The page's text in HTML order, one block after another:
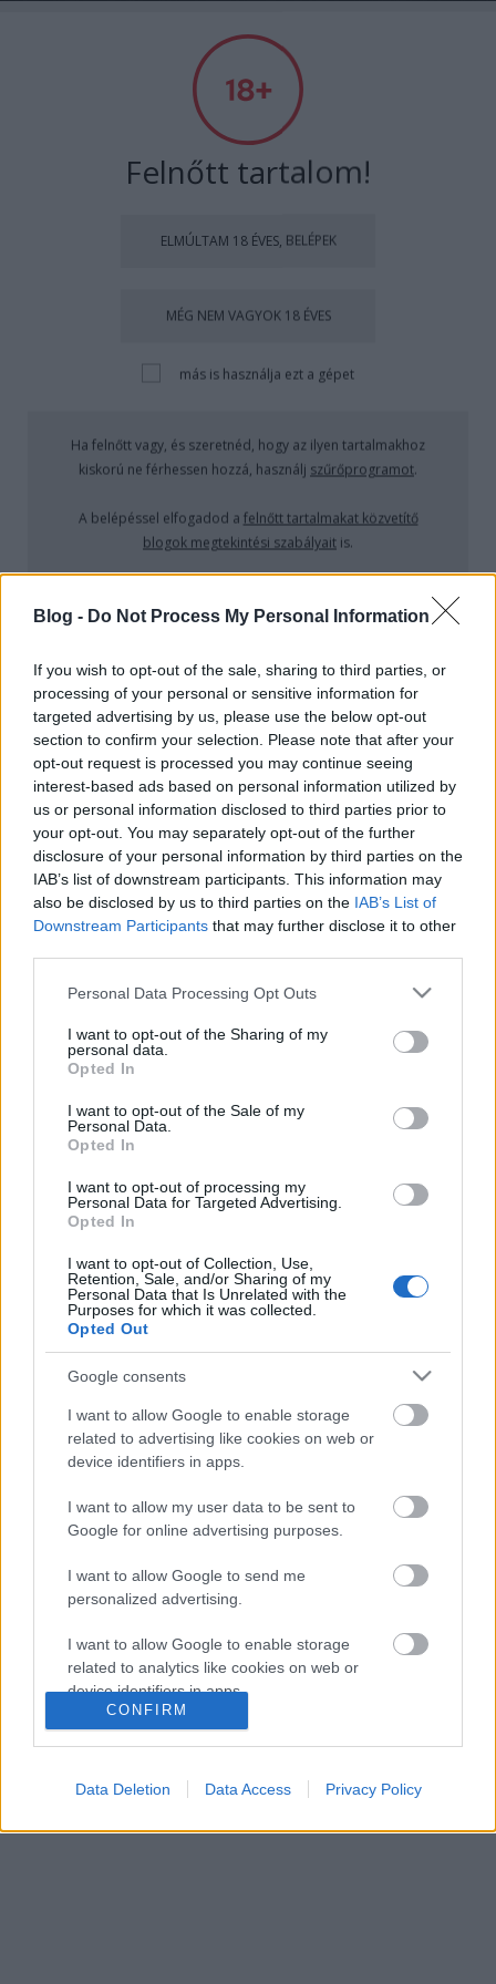
Blog - Do Not Process My Personal Information
If you wish to opt-out of the sale, sharing to third parties, or
processing of your personal or sensitive information for
targeted advertising by us, please use the below opt-out
section to confirm your selection. Please note that after your
opt-out request is processed you may continue seeing
interest-based ads based on personal information utilized by
us or personal information disclosed to third parties prior to
your opt-out. You may separately opt-out of the further
disclosure of your personal information by third parties on the
IAB’s list of downstream participants. This information may
also be disclosed by us to third parties on the IAB’s List of
Downstream Participants that may further disclose it to other
Please note that this website/app uses one or more Google
not limited to your visit or usage behaviour. You may click to
grant or deny consent to Google and its third-party tags to
use your data for below specified purposes in below Google
consent section.
Personal Data Processing Opt Outs
I want to opt-out of the Sharing of my
personal data.
Opted In
I want to opt-out of the Sale of my
Personal Data.
Opted In
I want to opt-out of processing my
Personal Data for Targeted Advertising.
Opted In
I want to opt-out of Collection, Use,
Retention, Sale, and/or Sharing of my
Personal Data that Is Unrelated with the
Purposes for which it was collected.
Opted Out
Google consents
I want to allow Google to enable storage
related to advertising like cookies on web or
device identifiers in apps.
I want to allow my user data to be sent to
Google for online advertising purposes.
I want to allow Google to send me
personalized advertising.
I want to allow Google to enable storage
related to analytics like cookies on web or
device identifiers in apps.
I want to allow Google to enable storage
related to personalization.
CONFIRM
Data Deletion Data Access Privacy Policy
Felnőtt tartalom!
ELMÚLTAM 18 ÉVES, BELÉPEK
MÉG NEM VAGYOK 18 ÉVES
más is használja ezt a gépet
Ha felnőtt vagy, és szeretnéd, hogy az ilyen tartalmakhoz
kiskorú ne férhessen hozzá, használj szűrőprogramot.
A belépéssel elfogadod a felnőtt tartalmakat közvetítő
blogok megtekintési szabályait is.
ROSALBA_NERI
„Szexi és fotogén vagyok!”
Il sorriso della iena / Smile Before Death (1972)
2025. június 01.
A gazdag amerikai dáma, Dorothy boldogtalan
elszegényedett arisztokrata férje, az olasz Marco
dzsigolóval. Marco közben Dorothy legjobb
barátnőjével, a divatfotós Giannával szűri össze a
levet, és néha elábrándoznak arról, milyen könnyű is
lenne az életük…
Az ördög nászéjszakája
Night (1973)
Teakbois•2024. október 10.
A 19. század második felében éldegélő német
archeológus, Karl Schiller okkult könyveit bújva
rájön, hogy a Wagner operaciklusát ihlető Nibelung
gyűrűje – amely korlátlan hatalommal ruházza fel
birtokosát – Erdélyben keresendő, méghozzá a
karóval ártalmatlanított Drakula gróf kastélyában.
Az örömhírt…